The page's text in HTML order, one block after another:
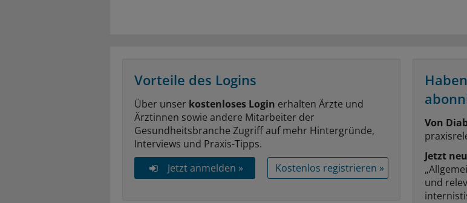
Vorteile des Logins
Über unser kostenloses Login erhalten Ärzte und
Ärztinnen sowie andere Mitarbeiter der
Gesundheitsbranche Zugriff auf mehr Hintergründe,
Interviews und Praxis-Tipps.
Jetzt anmelden »
Kostenlos registrieren »
Von
Jetzt
und